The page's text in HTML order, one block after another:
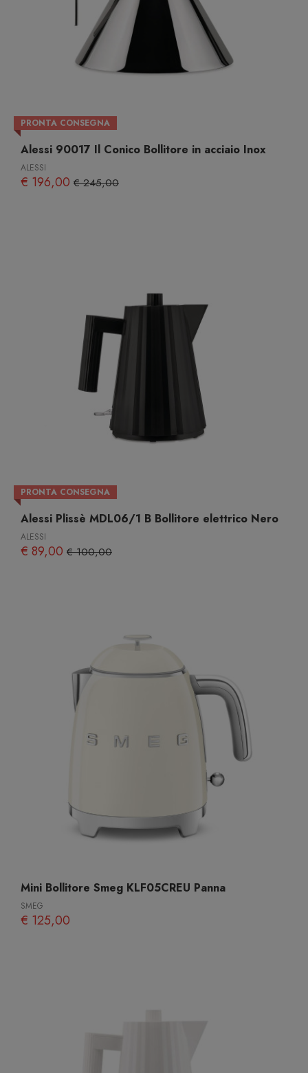
PRONTA CONSEGNA
Alessi 90017 Il Conico Bollitore in acciaio Inox
ALESSI
€ 196,00 € 245,00
PRONTA CONSEGNA
Alessi Plissè MDL06/1 B Bollitore elettrico Nero
ALESSI
€ 89,00 € 100,00
Mini Bollitore Smeg KLF05CREU Panna
SMEG
€ 125,00